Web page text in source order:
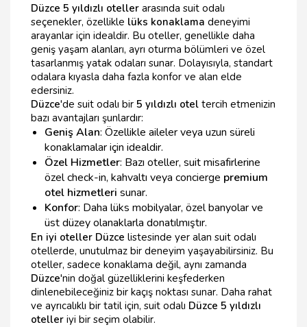
Düzce 5 yıldızlı oteller arasında suit odalı
seçenekler, özellikle lüks konaklama deneyimi
arayanlar için idealdir. Bu oteller, genellikle daha
geniş yaşam alanları, ayrı oturma bölümleri ve özel
tasarlanmış yatak odaları sunar. Dolayısıyla, standart
odalara kıyasla daha fazla konfor ve alan elde
edersiniz.
Düzce'de suit odalı bir 5 yıldızlı otel tercih etmenizin
bazı avantajları şunlardır:
Geniş Alan: Özellikle aileler veya uzun süreli
konaklamalar için idealdir.
Özel Hizmetler: Bazı oteller, suit misafirlerine
özel check-in, kahvaltı veya concierge premium
otel hizmetleri sunar.
Konfor: Daha lüks mobilyalar, özel banyolar ve
üst düzey olanaklarla donatılmıştır.
En iyi oteller Düzce listesinde yer alan suit odalı
otellerde, unutulmaz bir deneyim yaşayabilirsiniz. Bu
oteller, sadece konaklama değil, aynı zamanda
Düzce'nin doğal güzelliklerini keşfederken
dinlenebileceğiniz bir kaçış noktası sunar. Daha rahat
ve ayrıcalıklı bir tatil için, suit odalı Düzce 5 yıldızlı
oteller iyi bir seçim olabilir.